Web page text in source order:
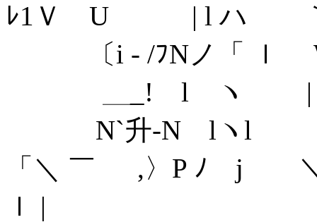
ﾚ1Ｖ U | l ハ
〔i - /ﾌNノ「
＿_! l ヽ | l l l
N`升‐N lヽl ｀
「＼ ￣ ,〉P ﾉ j
ｌ |